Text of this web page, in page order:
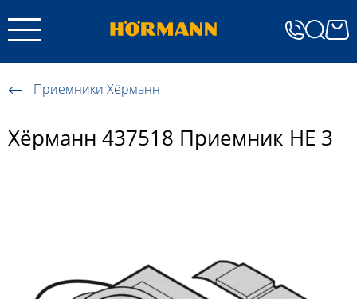
Приемники Хёрманн
Хёрманн 437518 Приемник HE 3